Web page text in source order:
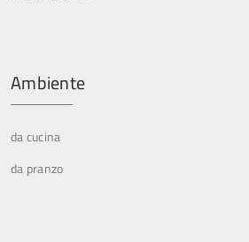
Ambiente
da cucina
da pranzo